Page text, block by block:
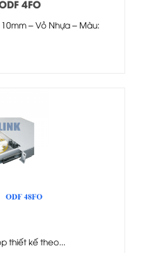
4FO
– Vỏ Nhựa – Màu:
thiết kế theo...